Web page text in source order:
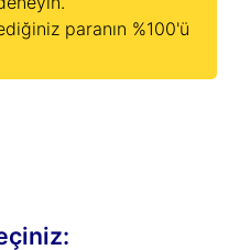
paranın %100'ü